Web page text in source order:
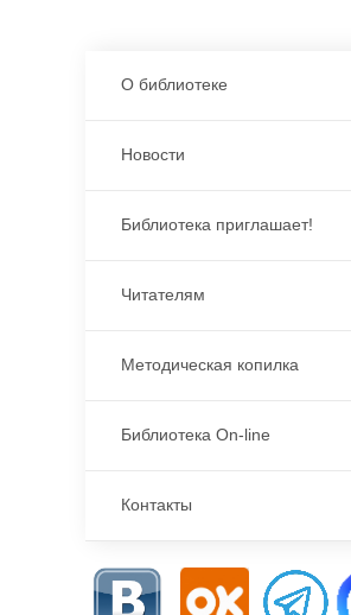
О библиотеке
Новости
Библиотека приглашает!
Читателям
Методическая копилка
Библиотека On-line
Контакты